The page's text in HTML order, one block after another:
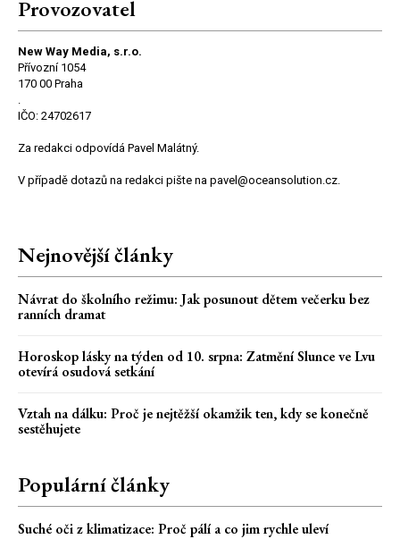
Provozovatel
New Way Media, s.r.o.
Přívozní 1054
170 00 Praha
.
IČO: 24702617
Za redakci odpovídá Pavel Malátný.
V případě dotazů na redakci pište na pavel@oceansolution.cz.
Nejnovější články
Návrat do školního režimu: Jak posunout dětem večerku bez
ranních dramat
Horoskop lásky na týden od 10. srpna: Zatmění Slunce ve Lvu
otevírá osudová setkání
Vztah na dálku: Proč je nejtěžší okamžik ten, kdy se konečně
sestěhujete
Populární články
Suché oči z klimatizace: Proč pálí a co jim rychle uleví